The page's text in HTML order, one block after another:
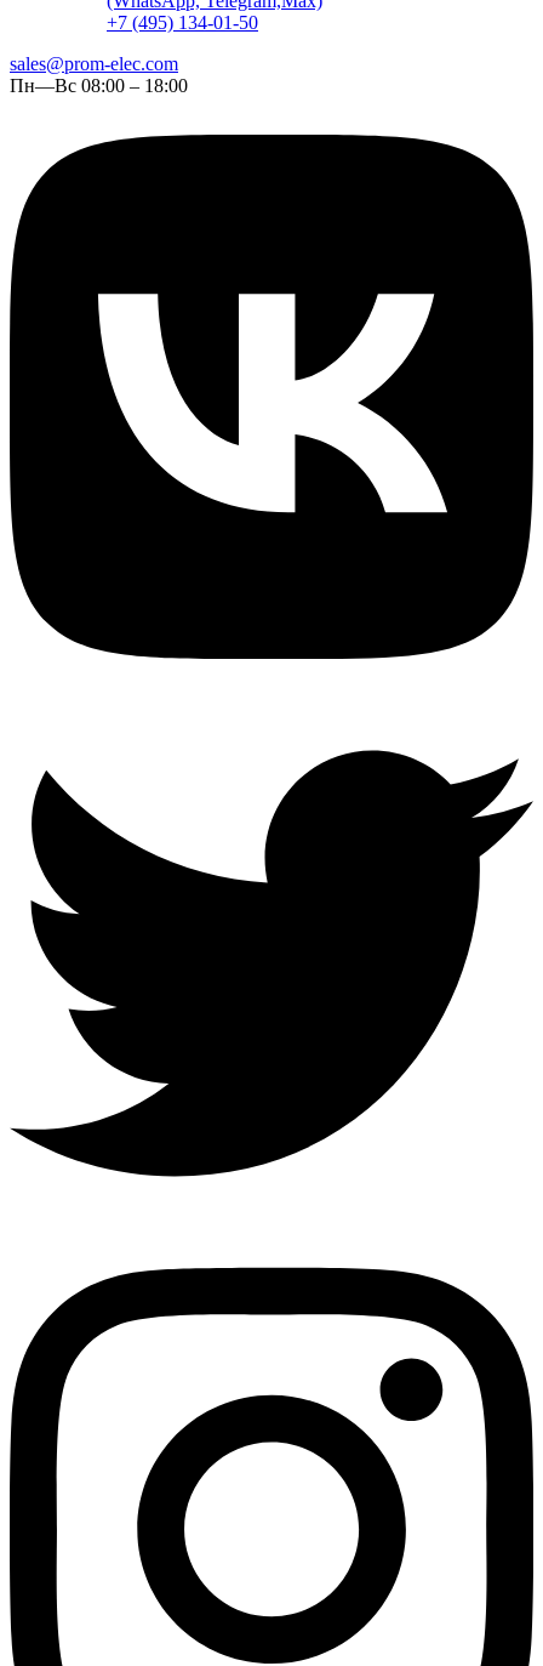
+7 (495) 134-01-50
sales@prom-elec.com
Пн—Вс 08:00 – 18:00